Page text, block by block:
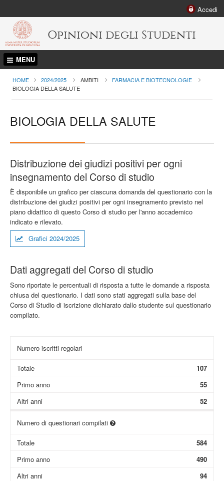
Accedi
Opinioni degli Studenti
MENU
HOME 2024/2025 AMBITI
FARMACIA E BIOTECNOLOGIE
CURRENT:
BIOLOGIA DELLA SALUTE
BIOLOGIA DELLA SALUTE
Distribuzione dei giudizi positivi per ogni
insegnamento del Corso di studio
È disponibile un grafico per ciascuna domanda del questionario con la
distribuzione dei giudizi positivi per ogni insegnamento previsto nel
piano didattico di questo Corso di studio per l'anno accademico
indicato e rilevato.
Grafici 2024/2025
Dati aggregati del Corso di studio
Sono riportate le percentuali di risposta a tutte le domande a risposta
chiusa del questionario. I dati sono stati aggregati sulla base del
Corso di Studio di iscrizione dichiarato dallo studente sul questionario
compilato.
Numero iscritti regolari
Totale
107
Primo anno
55
Altri anni
52
Numero di questionari compilati
Totale
584
Primo anno
490
Altri anni
94